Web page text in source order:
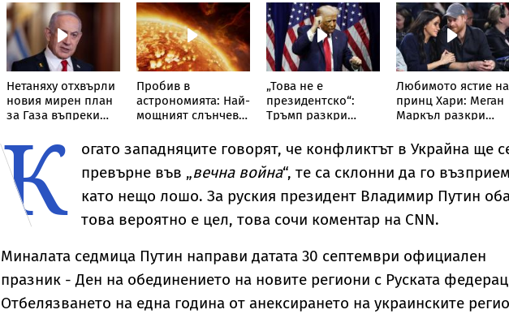
Нетаняху отхвърли
новия мирен план
за Газа въпреки
разоръжаване на
„Хамас“
Пробив в
астрономията: Най-
мощният слънчев
невиждано досега
явление
„Това не е
президентско“:
Тръмп разкри
поведението му
мрази Мелания
Любимото ястие на
принц Хари: Меган
Маркъл разкри
дома им
К
огато западняците говорят, че конфликтът в Украйна ще
превърне във „вечна война“, те са склонни да го
като нещо лошо. За руския президент Владимир Путин
това вероятно е цел, това сочи коментар на CNN.
Миналата седмица Путин направи датата 30 септември официален
празник - Ден на обединението на новите региони с Руската
Отбелязването на една година от анексирането на украинските